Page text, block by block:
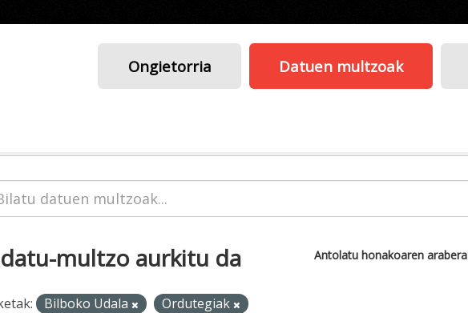
Ongietorria Datuen multzoak
Antolatu honakoaren arabera
multzo aurkitu da
Bilboko Udala
Ordutegiak